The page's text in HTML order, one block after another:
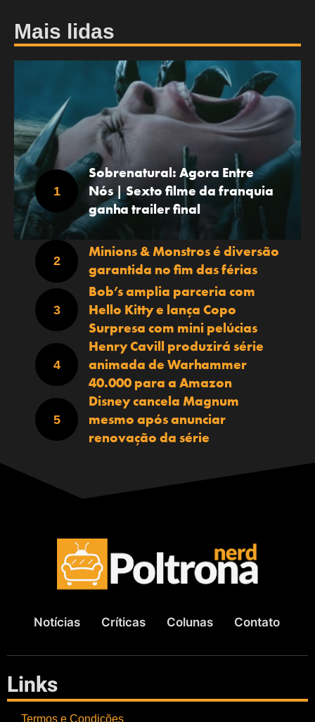
Mais lidas
Sobrenatural: Agora Entre
Nós | Sexto filme da franquia
ganha trailer final
Minions & Monstros é diversão
garantida no fim das férias
Bob’s amplia parceria com
Hello Kitty e lança Copo
Surpresa com mini pelúcias
Henry Cavill produzirá série
animada de Warhammer
40.000 para a Amazon
Disney cancela Magnum
mesmo após anunciar
renovação da série
Notícias Críticas Colunas Contato
Links
Termos e Condições